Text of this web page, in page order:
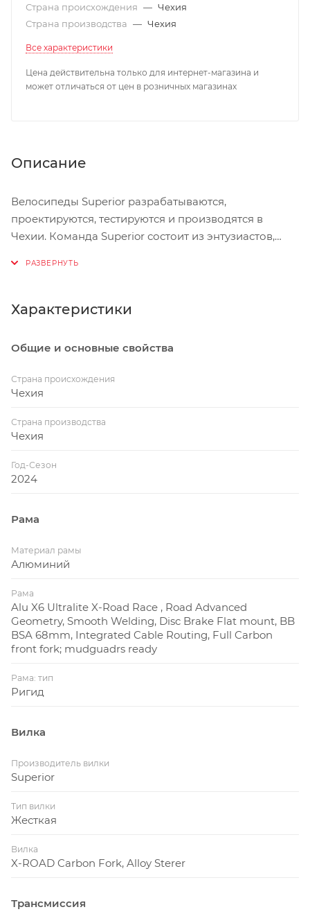
Страна происхождения — Чехия
Страна производства — Чехия
Все характеристики
Цена действительна только для интернет-магазина и
может отличаться от цен в розничных магазинах
Описание
Велосипеды Superior разрабатываются,
проектируются, тестируются и производятся в
Чехии. Команда Superior состоит из энтузиастов,
принес золото на Олимпийских играх. С тех пор
ценятся, как профессиональными гонщиками, так и
любителями. Superior первыми в Европе
разработали велосипед на 29 колесах, первыми
прогрессивной геометрией. Сегодня Superior
производит не только лучшие гравелы и гоночные
велосипеды для кросс-кантри, но и легкие
ситибайки высочайшего уровня, среди которых
каждый из них обладает гоночной ДНК - ALWAYS
Характеристики
Общие и основные свойства
Страна происхождения
Чехия
Страна производства
Чехия
Год-Сезон
2024
Рама
Материал рамы
Алюминий
Рама
Alu X6 Ultralite X-Road Race , Road Advanced
Geometry, Smooth Welding, Disc Brake Flat mount, BB
BSA 68mm, Integrated Cable Routing, Full Carbon
front fork; mudguadrs ready
Рама: тип
Ригид
Вилка
Производитель вилки
Superior
Тип вилки
Жесткая
Вилка
X-ROAD Carbon Fork, Alloy Sterer
Трансмиссия